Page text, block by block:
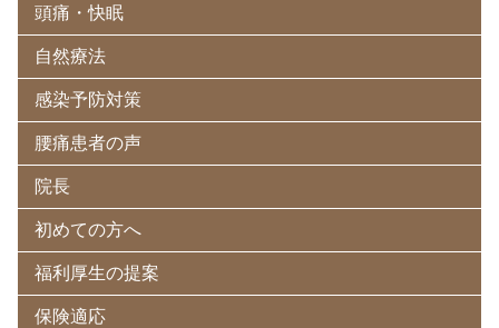
頭痛・快眠
自然療法
感染予防対策
腰痛患者の声
院長
初めての方へ
福利厚生の提案
保険適応